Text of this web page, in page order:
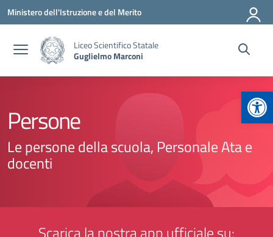
Vai ai contenuti
Vai al menu di navigazione
Vai al footer
Ministero dell'Istruzione e del Merito
Liceo Scientifico Statale
Guglielmo Marconi
Persone
Le persone della scuola, Personale Ata e
docenti